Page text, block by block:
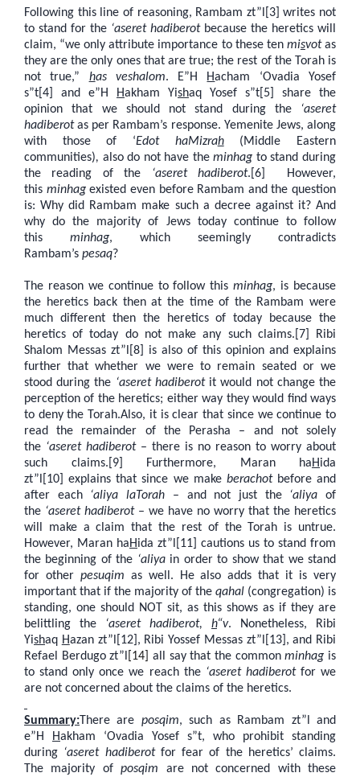
Following this line of reasoning, Rambam zt”l[3] writes not
to stand for the ‘aseret hadiberot because the heretics will
claim, “we only attribute importance to these ten misvotas
they are the only ones that are true; the rest of the Torah is
not true,” has veshalom. E”H Hacham ‘Ovadia Yosef
s”t[4] and e”H Hakham Yishaq Yosef s”t[5] share the
opinion that we should not stand during the
‘aseret
hadiberotas per Rambam’s response. Yemenite Jews, along
with those of ‘Edot haMizrah
(Middle Eastern
communities), also do not have theminhag to stand during
the reading of the
‘aseret hadiberot.[6] However,
this minhagexisted even before Rambam and the question
is: Why did Rambam make such a decree against it? And
why do the majority of Jews today continue to follow
this minhag, which seemingly contradicts
Rambam’s pesaq?
The reason we continue to follow thisminhag, is because
the heretics back then at the time of the Rambam were
much different then the heretics of today because the
heretics of today do not make any such claims.[7] Ribi
Shalom Messas zt”l[8] is also of this opinion and explains
further that whether we were to remain seated or we
stood during the ‘aseret hadiberotit would not change the
perception of the heretics; either way they would find ways
to deny the Torah.Also, it is clear that since we continue to
read the remainder of the Perasha – and not solely
the ‘aseret hadiberot– there is no reason to worry about
such claims.[9] Furthermore, Maran haHida
zt”l[10] explains that since we make berachotbefore and
after each ‘aliya laTorah – and not just the ‘aliya of
the ‘aseret hadiberot– we have no worry that the heretics
will make a claim that the rest of the Torah is untrue.
However, Maran haHida zt”l[11] cautions us to stand from
the beginning of the ‘aliyain order to show that we stand
for other pesuqim as well. He also adds that it is very
important that if the majority of the qahal (congregation) is
standing, one should NOT sit, as this shows as if they are
belittling the
‘aseret hadiberot, h“v. Nonetheless, Ribi
Yishaq Hazan zt”l[12], Ribi Yossef Messas zt”l[13], and Ribi
Refael Berdugo zt”l [14] all say that the commonminhag is
to stand only once we reach the ‘aseret hadiberotfor we
are not concerned about the claims of the heretics.
Summary:There are posqim, such as Rambam zt”l and
e”H Hakham ‘Ovadia Yosef s”t, who prohibit standing
during ‘aseret hadiberotfor fear of the heretics’ claims.
The majority ofposqim are not concerned with these